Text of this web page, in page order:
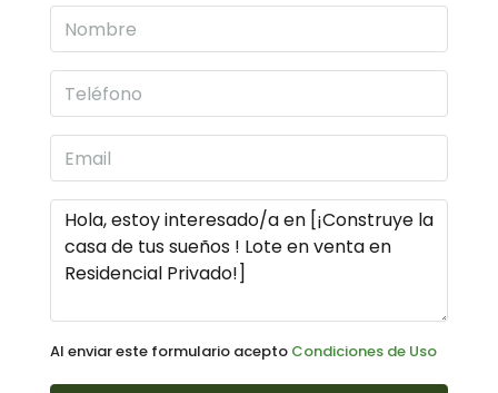
Al enviar este formulario acepto Condiciones de Uso